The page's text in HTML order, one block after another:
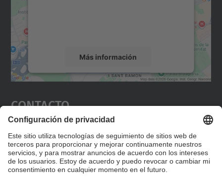
Más información
Aceptar
powered by
Contacto
Editad en la página "Contacto personalizado", que
encontraréis en la raíz de español, vuestros datos
personalizados de contacto.
Formulario de contacto